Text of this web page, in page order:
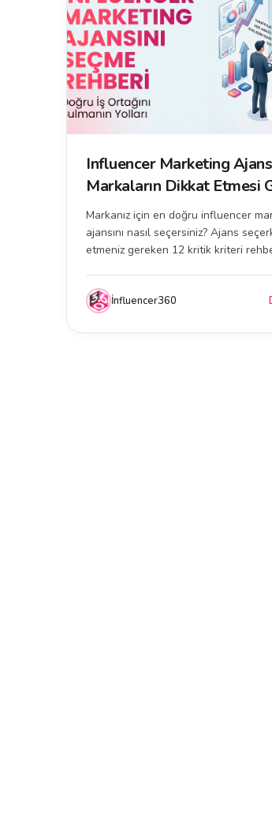
Influencer Marketing
Markaların Dikkat Etmesi
12 Kritik Kriter ile Doğru
Bulun
Markanız için en doğru influencer
ajansını nasıl seçersiniz? Ajans
etmeniz gereken 12 kritik kriteri
İnfluencer360